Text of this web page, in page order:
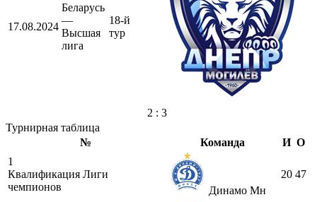
17.08.2024
Беларусь
—
Высшая
лига
18-й
тур
2 : 3
Турнирная таблица
№
Команда И О
1
Квалификация Лиги
чемпионов
Динамо Мн
20 47